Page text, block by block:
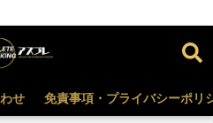
せ 免責事項・プライバシーポリ